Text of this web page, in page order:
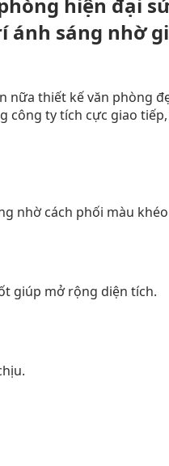
ánh sáng nhờ
nữa thiết kế văn phòng
ty tích cực giao
nhờ cách phối màu
giúp mở rộng diện tích.